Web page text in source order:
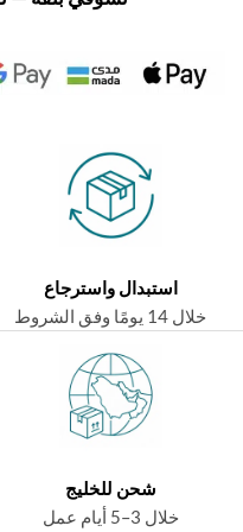
استبدال واسترجاع
شحن للخليج